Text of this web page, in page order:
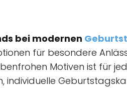
bei modernen
für besondere
Motiven ist für
individuelle